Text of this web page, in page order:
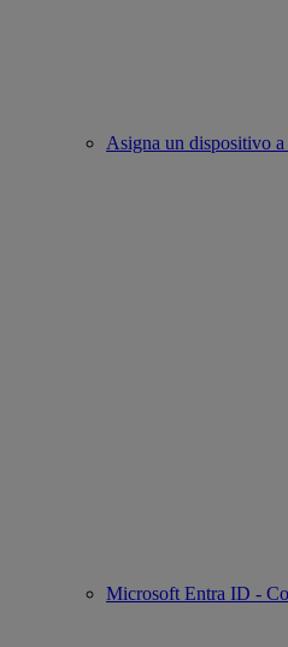
Asigna un dispositivo a
Microsoft Entra ID -